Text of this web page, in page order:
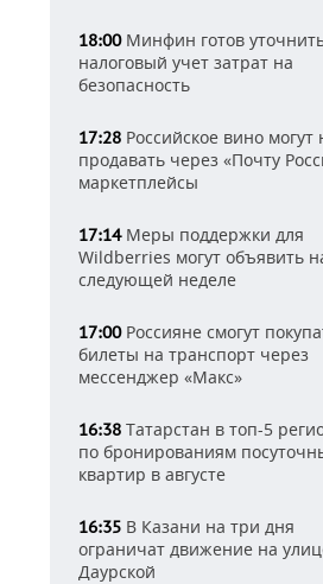
18:00Минфин готов
налоговый учет затрат на
безопасность
17:28 Российское вино могут
продавать через «Почту
маркетплейсы
17:14Меры поддержки для
Wildberries могут объявить
следующей неделе
17:00Россияне смогут
билеты на транспорт через
мессенджер «Макс»
16:38 Татарстан в топ-5
по бронированиям
квартир в августе
16:35 В Казани на три дня
ограничат движение на
Даурской